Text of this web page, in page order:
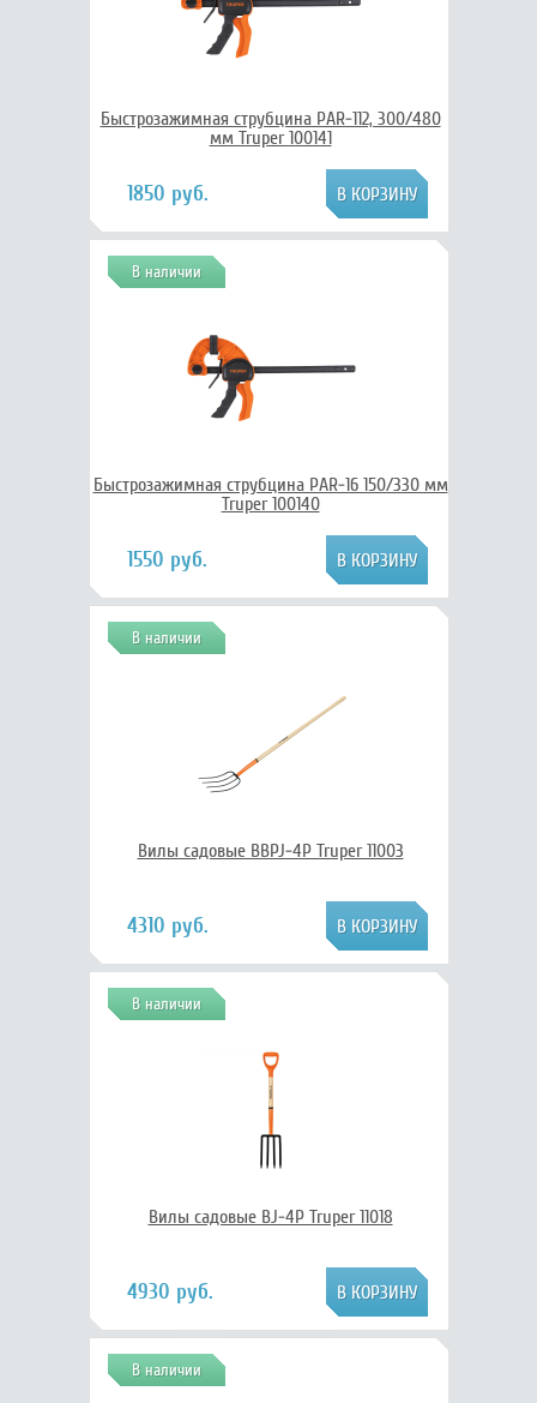
Быстрозажимная струбцина PAR-112, 300/480
мм Truper 100141
1850 руб.
В наличии
Быстрозажимная струбцина PAR-16 150/330 мм
Truper 100140
1550 руб.
В наличии
Вилы садовые BBPJ-4P Truper 11003
4310 руб.
В наличии
Вилы садовые BJ-4P Truper 11018
4930 руб.
В наличии